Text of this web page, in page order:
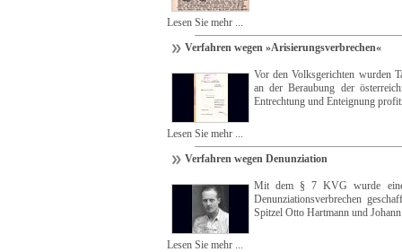
Lesen Sie mehr ...
Verfahren wegen »Arisierungsverbrechen«
Vor den Volksgerichten wurden
an der Beraubung der
Entrechtung und Enteignung
Lesen Sie mehr ...
Verfahren wegen Denunziation
Mit dem § 7 KVG wurde eine
Denunziationsverbrechen
Spitzel Otto Hartmann und
Lesen Sie mehr ...